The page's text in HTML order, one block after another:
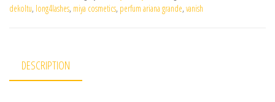
dekoltu, long4lashes, miya cosmetics, perfum ariana grande, vanish
DESCRIPTION